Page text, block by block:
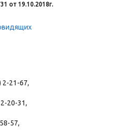
от 19.10.2018г.
2-21-67,
20-31,
57,